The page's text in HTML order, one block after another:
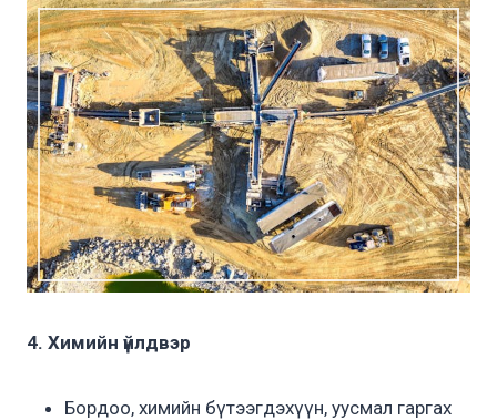
4. Химийн үйлдвэр
Бордоо, химийн бүтээгдэхүүн, уусмал гаргах